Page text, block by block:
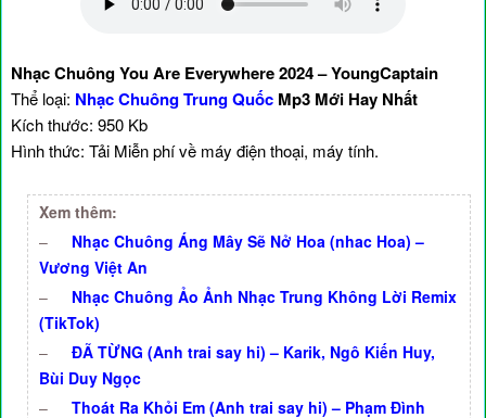
Nhạc Chuông You Are Everywhere 2024 – YoungCaptain
Thể loại: Nhạc Chuông Trung Quốc Mp3 Mới Hay Nhất
Kích thước: 950 Kb
Hình thức: Tải Miễn phí về máy điện thoại, máy tính.
Xem thêm:
–
Nhạc Chuông Áng Mây Sẽ Nở Hoa (nhac Hoa) –
Vương Việt An
–
Nhạc Chuông Ảo Ảnh Nhạc Trung Không Lời Remix
(TikTok)
–
ĐÃ TỪNG (Anh trai say hi) – Karik, Ngô Kiến Huy,
Bùi Duy Ngọc
–
Thoát Ra Khỏi Em (Anh trai say hi) – Phạm Đình